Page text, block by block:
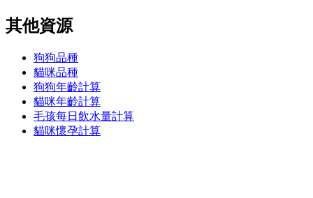
其他資源
狗狗品種
貓咪品種
狗狗年齡計算
貓咪年齡計算
毛孩每日飲水量計算
貓咪懷孕計算